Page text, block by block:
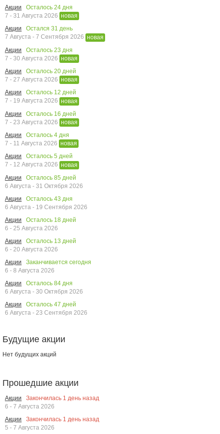
Акции
Осталось 24 дня
7 - 31 Августа 2026 новая
Акции
Остался 31 день
7 Августа - 7 Сентября 2026 новая
Акции
Осталось 23 дня
7 - 30 Августа 2026 новая
Акции
Осталось 20 дней
7 - 27 Августа 2026 новая
Акции
Осталось 12 дней
7 - 19 Августа 2026 новая
Акции
Осталось 16 дней
7 - 23 Августа 2026 новая
Акции
Осталось 4 дня
7 - 11 Августа 2026 новая
Акции
Осталось 5 дней
7 - 12 Августа 2026 новая
Акции
Осталось 85 дней
6 Августа - 31 Октября 2026
Акции
Осталось 43 дня
6 Августа - 19 Сентября 2026
Акции
Осталось 18 дней
6 - 25 Августа 2026
Акции
Осталось 13 дней
6 - 20 Августа 2026
Акции
Заканчивается сегодня
6 - 8 Августа 2026
Акции
Осталось 84 дня
6 Августа - 30 Октября 2026
Акции
Осталось 47 дней
6 Августа - 23 Сентября 2026
Будущие акции
Нет будущих акций
Прошедшие акции
Акции Закончилась 1 день назад
6 - 7 Августа 2026
Акции
Закончилась 1 день назад
5 - 7 Августа 2026